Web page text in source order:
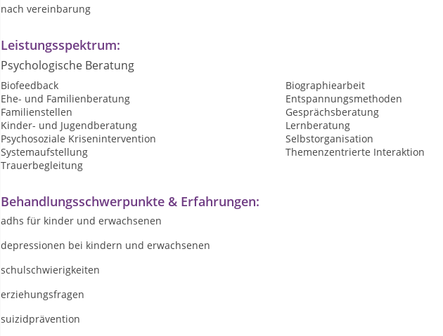
nach vereinbarung
Leistungsspektrum:
Psychologische Beratung
Biofeedback
Biographiearbeit
Ehe- und Familienberatung
Entspannungsmethoden
Familienstellen
Gesprächsberatung
Kinder- und Jugendberatung
Lernberatung
Psychosoziale Krisenintervention
Selbstorganisation
Systemaufstellung
Themenzentrierte Interaktion
Trauerbegleitung
Behandlungsschwerpunkte & Erfahrungen:
adhs für kinder und erwachsenen
depressionen bei kindern und erwachsenen
schulschwierigkeiten
erziehungsfragen
suizidprävention